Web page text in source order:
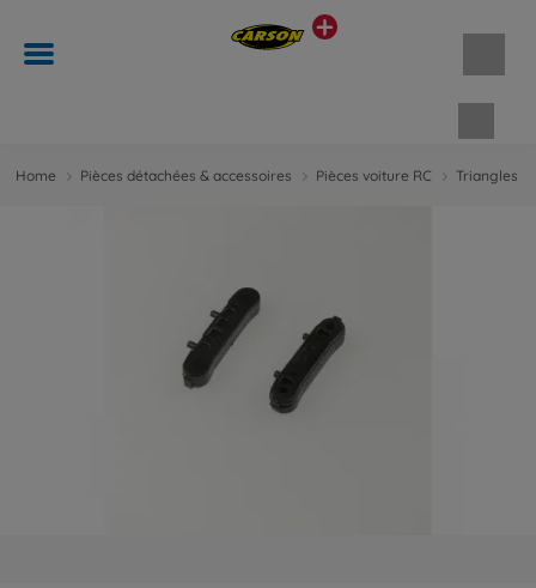
Home Pièces détachées & accessoires Pièces voiture RC Triangles